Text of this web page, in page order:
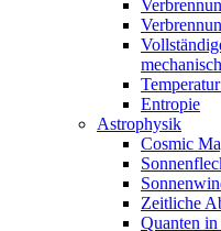
Entropie
Astrophysik
Cosmic
Zeitliche
Quanten